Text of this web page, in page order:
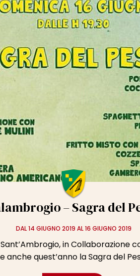
– Sagra del
DAL 14 GIUGNO 2019 AL 16 GIUGNO 2019
in Collaborazione
anche quest’anno la Sagra del